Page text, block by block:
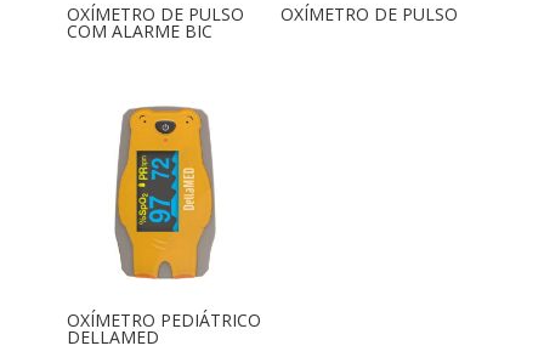
OXÍMETRO DE PULSO
COM ALARME BIC
OXÍMETRO DE PULSO
OXÍMETRO PEDIÁTRICO
DELLAMED